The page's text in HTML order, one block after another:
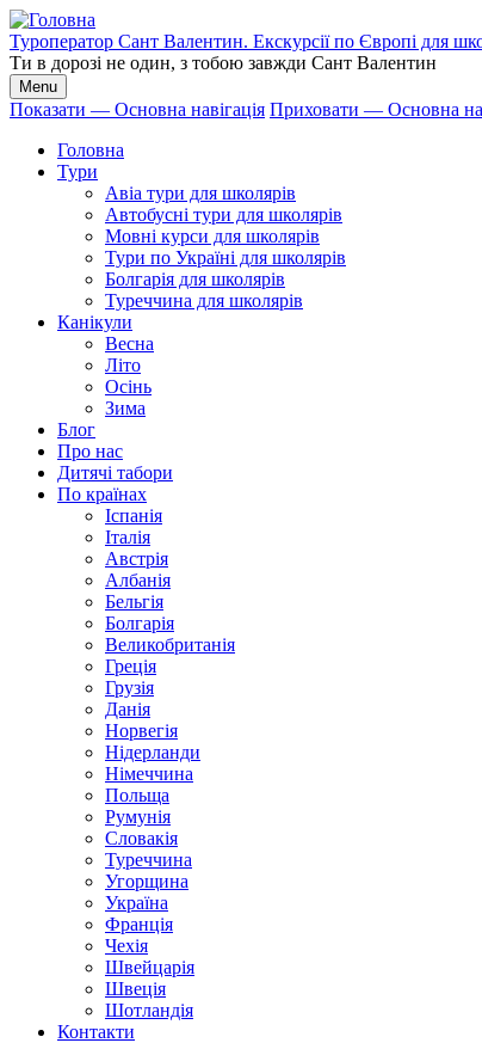
Перейти
до
основного
вмісту
Туроператор Сант Валентин. Екскурсії по Європі для
Ти в дорозі не один, з тобою завжди Сант Валентин
Menu
Основна
навігація
Показати — Основна навігація Приховати — Основна
Головна
Тури
Авіа тури для школярів
Автобусні тури для школярів
Мовні курси для школярів
Тури по Україні для школярів
Болгарія для школярів
Туреччина для школярів
Канікули
Весна
Літо
Осінь
Зима
Блог
Про нас
Дитячі табори
По країнах
Іспанія
Італія
Австрія
Албанія
Бельгія
Болгарія
Великобританія
Греція
Грузія
Данія
Норвегія
Нідерланди
Німеччина
Польща
Румунія
Словакія
Туреччина
Угорщина
Україна
Франція
Чехія
Швейцарія
Швеція
Шотландія
Контакти